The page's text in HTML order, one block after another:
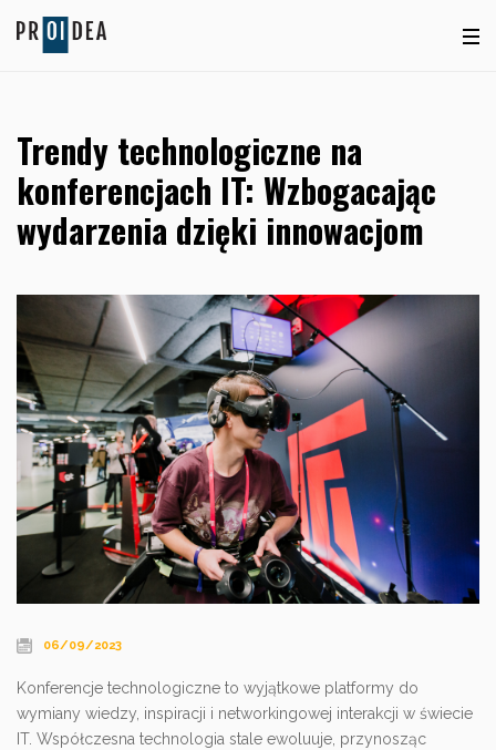
Trendy technologiczne na
konferencjach IT: Wzbogacając
wydarzenia dzięki innowacjom
06/09/2023
Konferencje technologiczne to wyjątkowe platformy do
wymiany wiedzy, inspiracji i networkingowej interakcji w świecie
IT. Współczesna technologia stale ewoluuje, przynosząc